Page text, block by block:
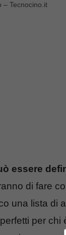
– Tecnocino.it
essere
di fare
una lista di
per chi